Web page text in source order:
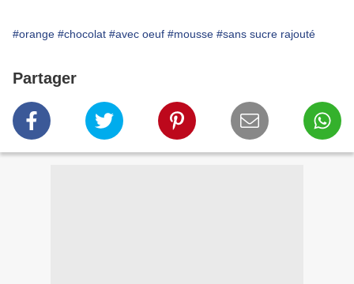
#orange #chocolat #avec oeuf #mousse #sans sucre rajouté
Partager